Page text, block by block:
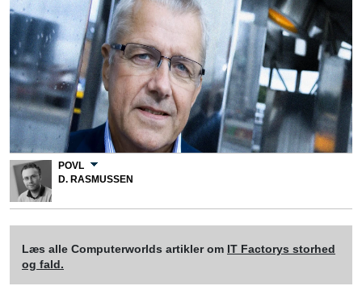
POVL
D. RASMUSSEN
Læs alle Computerworlds artikler om IT Factorys storhed
og fald.